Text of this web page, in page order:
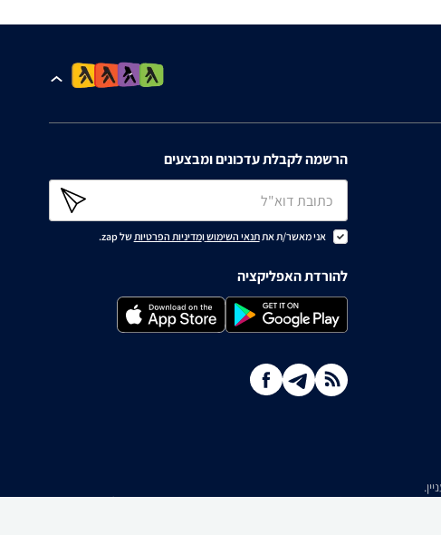
הרשמה לקבלת עדכונים ומבצעים
אני מאשר/ת אתתנאי השימושומדיניות הפרטיותשל zap.
להורדת האפליקציה
אלינו ולבקש לחדול משימוש בו, באמצעות כתובת המיילInfo@zap.co.il